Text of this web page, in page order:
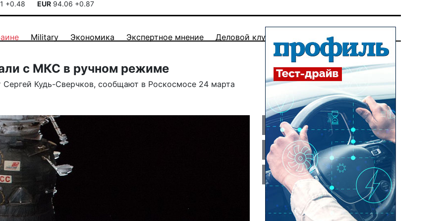
+0.48 EUR 94.06 +0.87
Military Экономика Экспертное мнение Деловой клуб
с МКС в ручном режиме
Кудь-Сверчков, сообщают в Роскосмосе 24 марта